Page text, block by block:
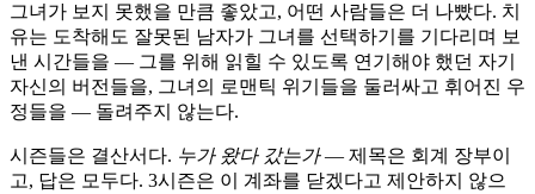
그녀가 보지 못했을 만큼 좋았고, 어떤 사람들은 더 나빴다. 치
유는 도착해도 잘못된 남자가 그녀를 선택하기를 기다리며 보
낸 시간들을 — 그를 위해 읽힐 수 있도록 연기해야 했던 자기
자신의 버전들을, 그녀의 로맨틱 위기들을 둘러싸고 휘어진 우
정들을 — 돌려주지 않는다.
시즌들은 결산서다. 누가 왔다 갔는가— 제목은 회계 장부이
고, 답은 모두다. 3시즌은 이 계좌를 닫겠다고 제안하지 않으